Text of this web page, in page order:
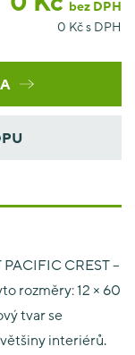
bez DPH
0 Kč s DPH
CREST –
rozměry: 12 × 60
tvar se
interiérů.